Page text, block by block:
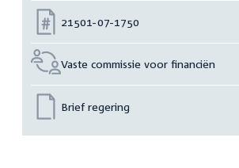
Nummer:
21501-07-1750
Vaste commissie voor financiën
Brief regering